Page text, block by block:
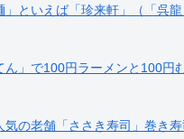
」といえば「珍来軒」（「呉
ん」で100円ラーメンと100円
気の老舗「ささき寿司」巻き寿